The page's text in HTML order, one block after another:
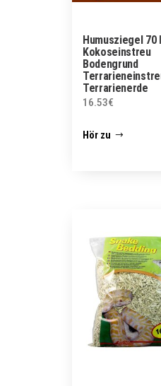
Humusziegel 70 l
Kokoseinstreu
Bodengrund
Terrarienerde
16.53€
Hör zu